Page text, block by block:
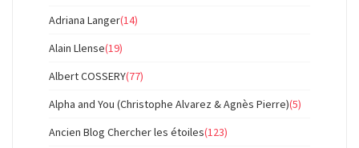
Adriana Langer(14)
Alain Llense(19)
Albert COSSERY(77)
Alpha and You (Christophe Alvarez & Agnès Pierre)(5)
Ancien Blog Chercher les étoiles(123)